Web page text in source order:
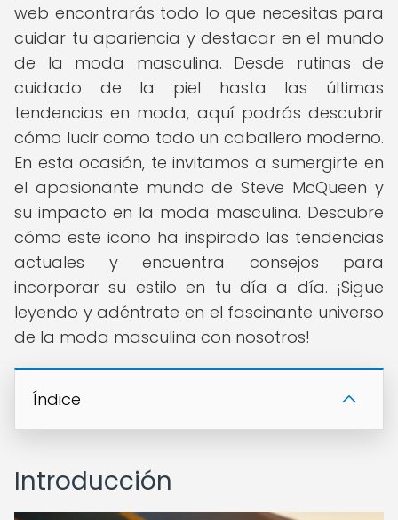
web encontrarás todo lo que necesitas para
cuidar tu apariencia y destacar en el mundo
de la moda masculina. Desde rutinas de
cuidado de la piel hasta las últimas
tendencias en moda, aquí podrás descubrir
cómo lucir como todo un caballero moderno.
En esta ocasión, te invitamos a sumergirte en
el apasionante mundo de Steve McQueen y
su impacto en la moda masculina. Descubre
cómo este icono ha inspirado las tendencias
actuales y encuentra consejos para
incorporar su estilo en tu día a día. ¡Sigue
leyendo y adéntrate en el fascinante universo
de la moda masculina con nosotros!
Índice
Introducción